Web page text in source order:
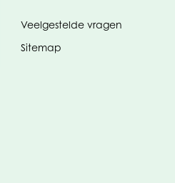
tabblad)
Veelgestelde vragen
Sitemap